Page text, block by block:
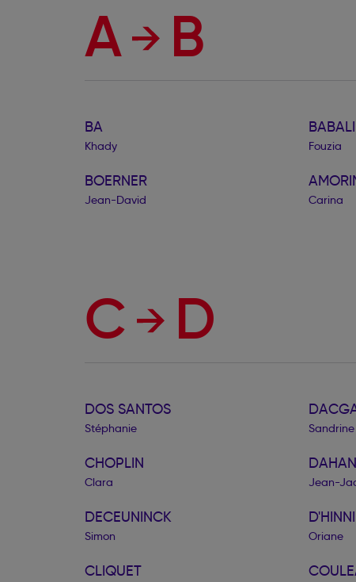
A B
BA
Khady
BABALI
Fouzia
BOERNER
Jean-David Carina
C D
DOS SANTOS
Stéphanie
CHOPLIN
Clara
DAHAN
Jean-
DECEUNINCK
Simon Oriane
CLIQUET